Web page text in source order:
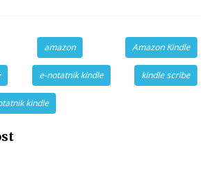
amazon Amazon Kindle
e-notatnik kindle kindle scribe
kindle